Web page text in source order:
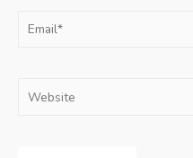
Email*
Website